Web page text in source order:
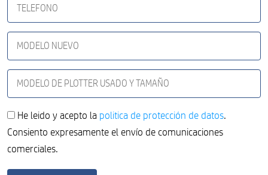
He leido y acepto lapolitica de protección de datos.
Consiento expresamente el envío de comunicaciones
comerciales.